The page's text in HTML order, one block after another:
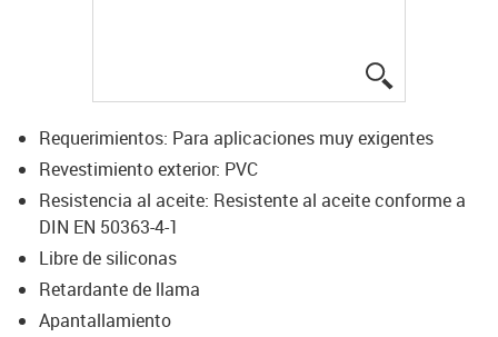
Requerimientos: Para aplicaciones muy exigentes
Revestimiento exterior: PVC
Resistencia al aceite: Resistente al aceite conforme a
DIN EN 50363-4-1
Libre de siliconas
Retardante de llama
Apantallamiento